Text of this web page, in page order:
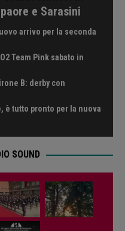
e Sarasini
arrivo per la seconda
Team Pink sabato in
B: derby con
è tutto pronto per la nuova
SOUND